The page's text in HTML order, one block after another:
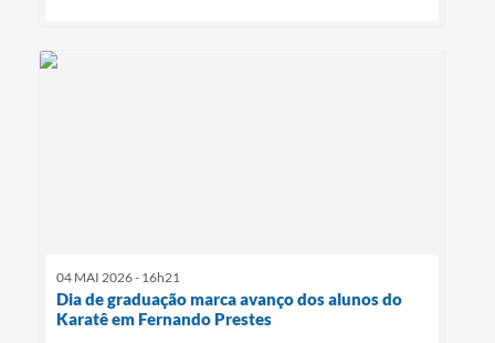
04 MAI 2026 - 16h21
Dia de graduação marca avanço dos alunos do
Karatê em Fernando Prestes